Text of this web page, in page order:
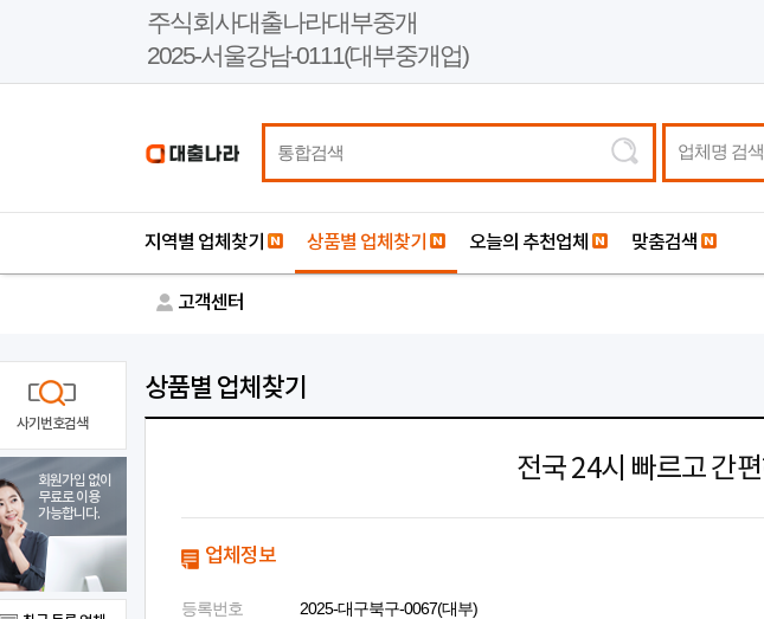
주식회사대출나라대부중개
2025-서울강남-0111(대부중개업)
업체명 검색
지역별 업체찾기 상품별 업체찾기 오늘의 추천업체 맞춤검색
고객센터
상품별 업체찾기
전국 24시 빠르고 간
업체정보
등록번호
2025-대구북구-0067(대부)
사기번호검색
회원가입 없이
무료로 이용
가능합니다.